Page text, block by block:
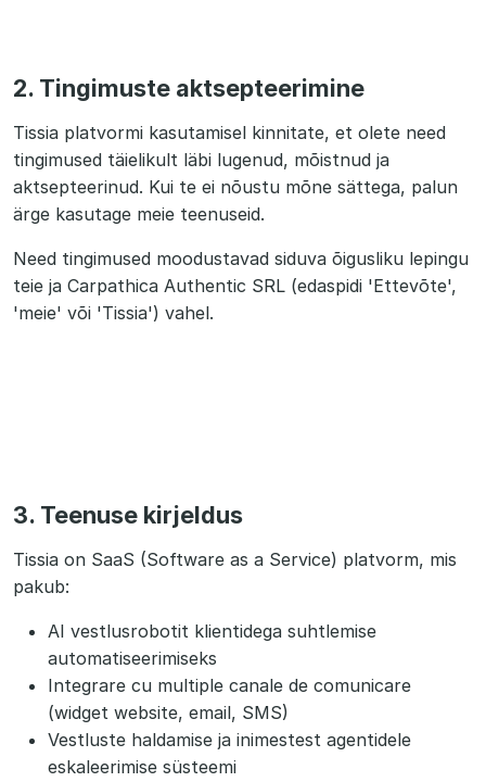
2. Tingimuste aktsepteerimine
Tissia platvormi kasutamisel kinnitate, et olete need
tingimused täielikult läbi lugenud, mõistnud ja
aktsepteerinud. Kui te ei nõustu mõne sättega, palun
ärge kasutage meie teenuseid.
Need tingimused moodustavad siduva õigusliku lepingu
teie ja Carpathica Authentic SRL (edaspidi 'Ettevõte',
'meie' või 'Tissia') vahel.
3. Teenuse kirjeldus
Tissia on SaaS (Software as a Service) platvorm, mis
pakub:
AI vestlusrobotit klientidega suhtlemise
automatiseerimiseks
Integrare cu multiple canale de comunicare
(widget website, email, SMS)
Vestluste haldamise ja inimestest agentidele
eskaleerimise süsteemi